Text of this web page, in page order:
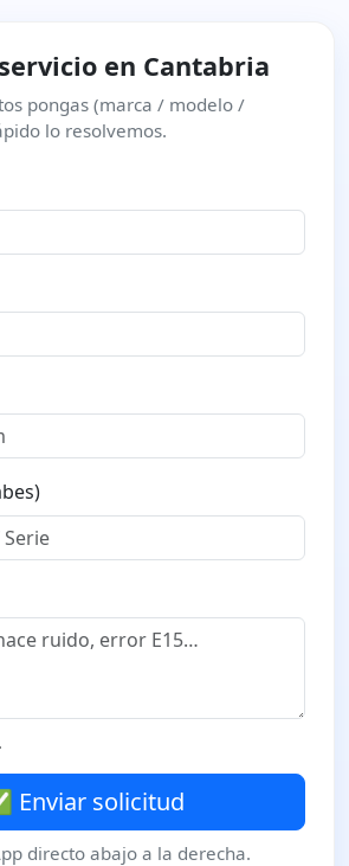
en Cantabria
pongas (marca / modelo /
lo resolvemos.
Enviar solicitud
directo abajo a la derecha.